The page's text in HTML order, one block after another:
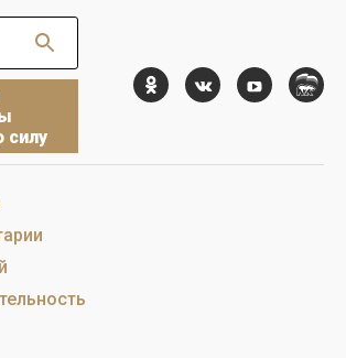
силу